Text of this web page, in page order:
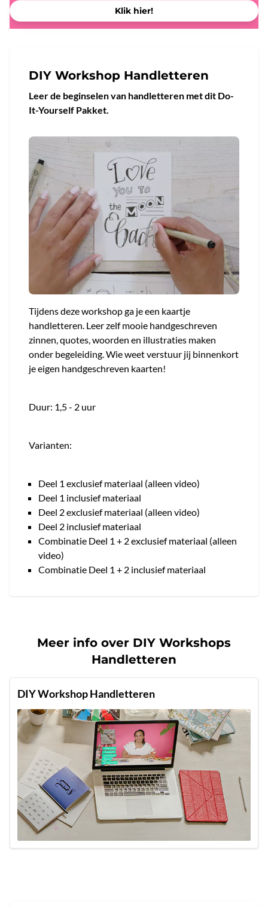
Klik hier!
DIY Workshop Handletteren
Leer de beginselen van handletteren met dit Do-
It-Yourself Pakket.
Tijdens deze workshop ga je een kaartje
handletteren. Leer zelf mooie handgeschreven
zinnen, quotes, woorden en illustraties maken
onder begeleiding. Wie weet verstuur jij binnenkort
je eigen handgeschreven kaarten!
Duur: 1,5 - 2 uur
Varianten:
Deel 1 exclusief materiaal (alleen video)
Deel 1 inclusief materiaal
Deel 2 exclusief materiaal (alleen video)
Deel 2 inclusief materiaal
Combinatie Deel 1 + 2 exclusief materiaal (alleen
video)
Combinatie Deel 1 + 2 inclusief materiaal
Meer info over DIY Workshops
Handletteren
DIY Workshop Handletteren